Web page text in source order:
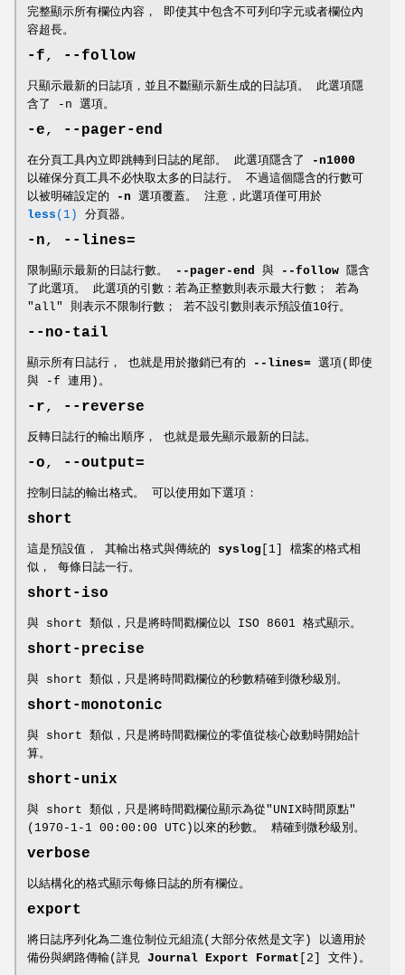
完整顯示所有欄位內容， 即使其中包含不可列印字元或者欄位內
容超長。
-f, --follow
只顯示最新的日誌項，並且不斷顯示新生成的日誌項。 此選項隱
含了 -n 選項。
-e, --pager-end
在分頁工具內立即跳轉到日誌的尾部。 此選項隱含了
-n1000
以確保分頁工具不必快取太多的日誌行。 不過這個隱含的行數可
以被明確設定的
-n 選項覆蓋。 注意，此選項僅可用於
less (1) 分頁器。
-n, --lines=
限制顯示最新的日誌行數。 --pager-end 與 --follow 隱含
了此選項。 此選項的引數：若為正整數則表示最大行數； 若為
"all" 則表示不限制行數； 若不設引數則表示預設值10行。
--no-tail
顯示所有日誌行， 也就是用於撤銷已有的 --lines= 選項(即使
與 -f 連用)。
-r, --reverse
反轉日誌行的輸出順序， 也就是最先顯示最新的日誌。
-o, --output=
控制日誌的輸出格式。 可以使用如下選項：
short
這是預設值， 其輸出格式與傳統的 syslog [1] 檔案的格式相
似， 每條日誌一行。
short-iso
與 short 類似，只是將時間戳欄位以 ISO 8601 格式顯示。
short-precise
與 short 類似，只是將時間戳欄位的秒數精確到微秒級別。
short-monotonic
與 short 類似，只是將時間戳欄位的零值從核心啟動時開始計
算。
short-unix
與 short 類似，只是將時間戳欄位顯示為從"UNIX時間原點"
(1970-1-1 00:00:00 UTC)以來的秒數。 精確到微秒級別。
verbose
以結構化的格式顯示每條日誌的所有欄位。
export
將日誌序列化為二進位制位元組流(大部分依然是文字) 以適用於
備份與網路傳輸(詳見 Journal Export Format [2] 文件)。